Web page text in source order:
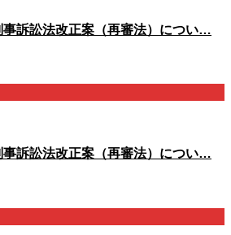
訴訟法改正案（再審法）につい…
訴訟法改正案（再審法）につい…